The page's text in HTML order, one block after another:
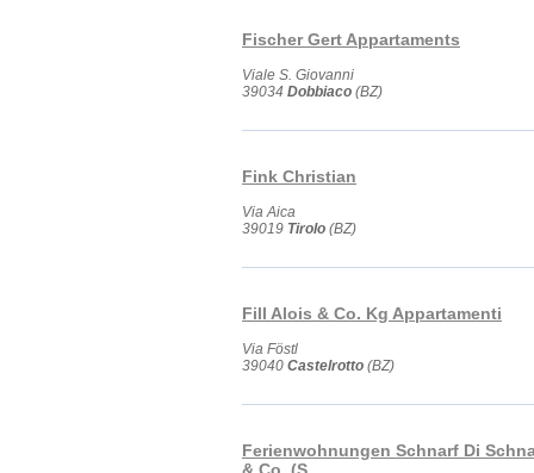
Fischer Gert Appartaments
Viale S. Giovanni
39034 Dobbiaco (BZ)
Fink Christian
Via Aica
39019 Tirolo (BZ)
Fill Alois & Co. Kg Appartamenti
Via Föstl
39040 Castelrotto (BZ)
Ferienwohnungen Schnarf Di